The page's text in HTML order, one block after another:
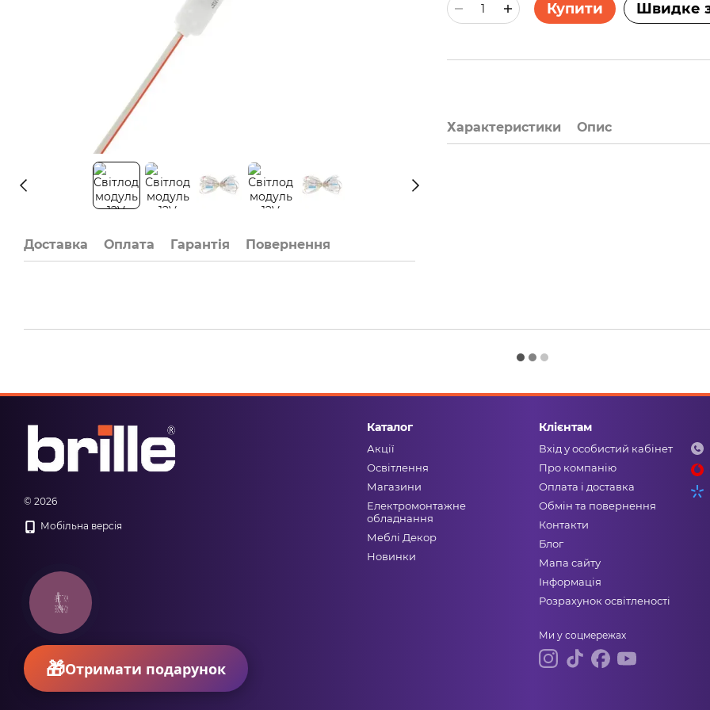
Доставка Оплата Гарантія Повернення
Купити Швидке
Характеристики Опис
© 2026
Мобільна версія
Каталог
Акції
Освітлення
Магазини
Електромонтажне
обладнання
Меблі Декор
Новинки
Клієнтам
Вхід у особистий кабінет
Про компанію
Оплата і доставка
Обмін та повернення
Контакти
Блог
Мапа сайту
Інформація
Розрахунок освітленості
Ми у соцмережах
КНОПКА
ЗВ'ЯЗКУ
Отримати подарунок